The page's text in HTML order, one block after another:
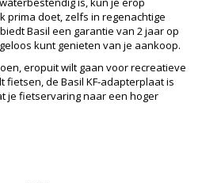
prima doet, zelfs in regenachtige
Basil een garantie van 2 jaar op
kunt genieten van je aankoop.
eropuit wilt gaan voor recreatieve
fietsen, de Basil KF-adapterplaat is
je fietservaring naar een hoger